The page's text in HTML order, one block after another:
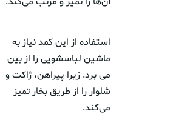
استفاده از این کمد نیاز به
ماشین لباسشویی را از بین
می برد. زیرا پیراهن، ژاکت و
شلوار را از طریق بخار تمیز
می‌کند.